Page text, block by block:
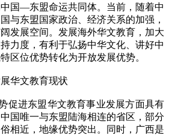
国—东盟命运共同体。当前，随着中
与东盟国家政治、经济关系的加强，
发展空间。发展海外华文教育，加大
力度，有利于弘扬中华文化、讲好中
区位优势转化为开放发展优势。
华文教育现状
进东盟华文教育事业发展方面具有
国唯一与东盟陆海相连的省区，部分
相近，地缘优势突出。同时，广西是